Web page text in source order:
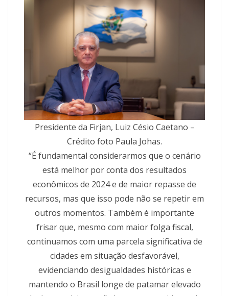
Presidente da Firjan, Luiz Césio Caetano –
Crédito foto Paula Johas.
“É fundamental considerarmos que o cenário
está melhor por conta dos resultados
econômicos de 2024 e de maior repasse de
recursos, mas que isso pode não se repetir em
outros momentos. Também é importante
frisar que, mesmo com maior folga fiscal,
continuamos com uma parcela significativa de
cidades em situação desfavorável,
evidenciando desigualdades históricas e
mantendo o Brasil longe de patamar elevado